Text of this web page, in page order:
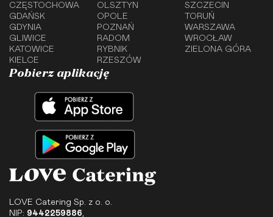
CZĘSTOCHOWA
GDAŃSK
GDYNIA
GLIWICE
KATOWICE
KIELCE
OLSZTYN
OPOLE
POZNAŃ
RADOM
RYBNIK
RZESZÓW
SZCZECIN
TORUŃ
WARSZAWA
WROCŁAW
ZIELONA GÓRA
Pobierz aplikację
LOVE Catering Sp. z o. o.
NIP: 9442259886,